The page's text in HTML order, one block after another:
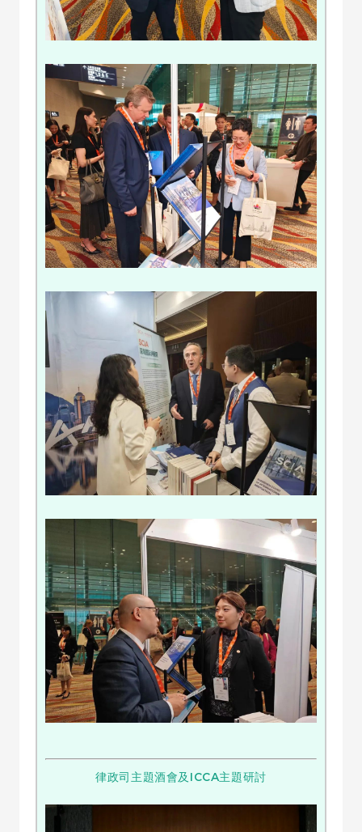
律政司主題酒會及ICCA主題研討